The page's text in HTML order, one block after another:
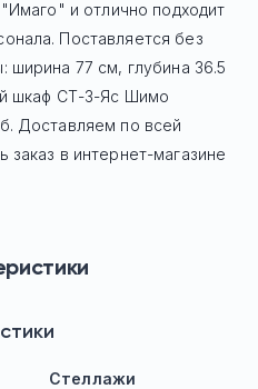
и отлично подходит
Поставляется без
ширина 77 см, глубина 36.5
шкаф СТ-3-Яс Шимо
Доставляем по всей
заказ в интернет-магазине
Стеллажи